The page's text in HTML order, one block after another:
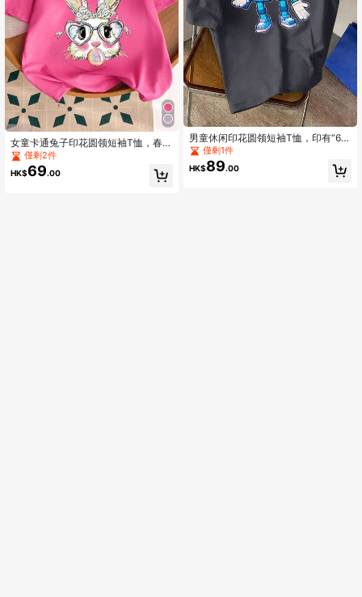
女童卡通兔子印花圆领短袖T恤，春夏
休闲T恤
僅剩2件
HK$69.00
男童休闲印花圆领短袖T恤，印有“6
7”数字图案，适合户外购物和度假穿
僅剩1件
HK$89.00